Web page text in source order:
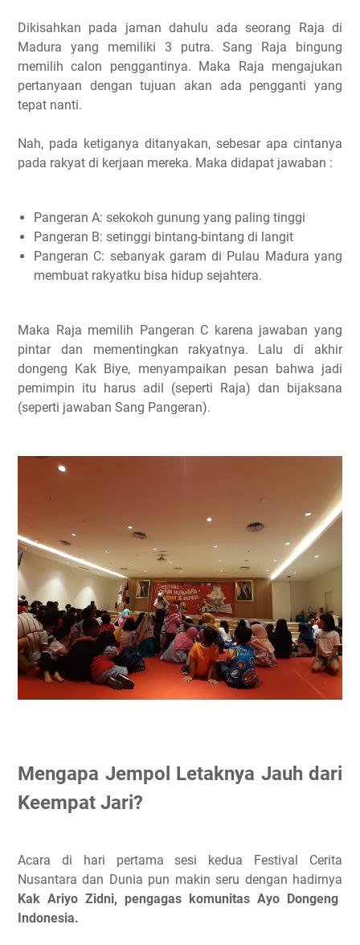
Dikisahkan pada jaman dahulu ada seorang Raja di
Madura yang memiliki 3 putra. Sang Raja bingung
memilih calon penggantinya. Maka Raja mengajukan
pertanyaan dengan tujuan akan ada pengganti yang
tepat nanti.
Nah, pada ketiganya ditanyakan, sebesar apa cintanya
pada rakyat di kerjaan mereka. Maka didapat jawaban :
Pangeran A: sekokoh gunung yang paling tinggi
Pangeran B: setinggi bintang-bintang di langit
Pangeran C: sebanyak garam di Pulau Madura yang
membuat rakyatku bisa hidup sejahtera.
Maka Raja memilih Pangeran C karena jawaban yang
pintar dan mementingkan rakyatnya. Lalu di akhir
dongeng Kak Biye, menyampaikan pesan bahwa jadi
pemimpin itu harus adil (seperti Raja) dan bijaksana
(seperti jawaban Sang Pangeran).
Mengapa Jempol Letaknya Jauh dari
Keempat Jari?
Acara di hari pertama sesi kedua Festival Cerita
Nusantara dan Dunia pun makin seru dengan hadirnya
Kak Ariyo Zidni, pengagas komunitas Ayo Dongeng
Indonesia.